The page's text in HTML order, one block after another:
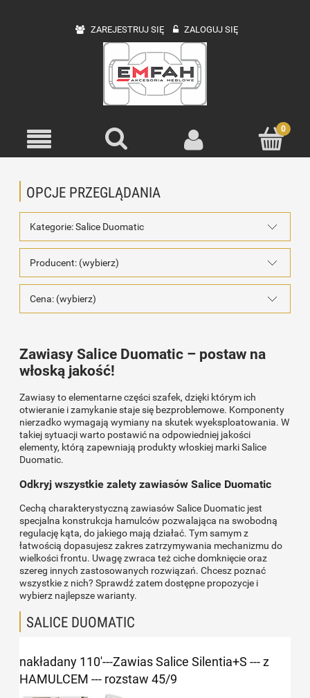
ZAREJESTRUJ SIĘ ZALOGUJ SIĘ
OPCJE PRZEGLĄDANIA
Kategorie: Salice Duomatic
Producent: (wybierz)
Cena: (wybierz)
Zawiasy Salice Duomatic – postaw na
włoską jakość!
Zawiasy to elementarne części szafek, dzięki którym ich
otwieranie i zamykanie staje się bezproblemowe. Komponenty
nierzadko wymagają wymiany na skutek wyeksploatowania. W
takiej sytuacji warto postawić na odpowiedniej jakości
elementy, którą zapewniają produkty włoskiej marki Salice
Duomatic.
Odkryj wszystkie zalety zawiasów Salice Duomatic
Cechą charakterystyczną zawiasów Salice Duomatic jest
specjalna konstrukcja hamulców pozwalająca na swobodną
regulację kąta, do jakiego mają działać. Tym samym z
łatwością dopasujesz zakres zatrzymywania mechanizmu do
wielkości frontu. Uwagę zwraca też ciche domknięcie oraz
szereg innych zastosowanych rozwiązań. Chcesz poznać
wszystkie z nich? Sprawdź zatem dostępne propozycje i
wybierz najlepsze warianty.
SALICE DUOMATIC
nakładany 110'---Zawias Salice Silentia+S --- z
HAMULCEM --- rozstaw 45/9